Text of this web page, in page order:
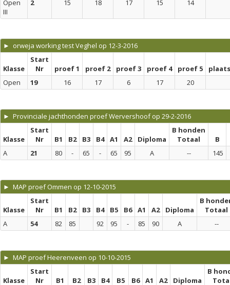
Open
III
2 15 18 17 15 14
► orweja working test Veghel op 12-3-2016
Klasse
Start
Nr
proef 1 proef 2 proef 3 proef 4 proef 5
Open
19 16 17 6 17 20
► Provinciale jachthonden proef Wervershoof op 29-2-2016
Klasse
Start
Nr
B1 B2 B3 B4 A1 A2 Diploma
B honden
Totaal
B
A
21 80 - 65 - 65 95 A -- 145
► MAP proef Ommen op 12-10-2015
Klasse
Start
Nr
B1 B2 B3 B4 B5 B6 A1 A2 Diploma
B
Totaal
A
54 82 85 92 95 - 85 90 A --
► MAP proef Heerenveen op 10-10-2015
Klasse
Start
Nr
B1 B2 B3 B4 B5 B6 A1 A2 Diploma
B